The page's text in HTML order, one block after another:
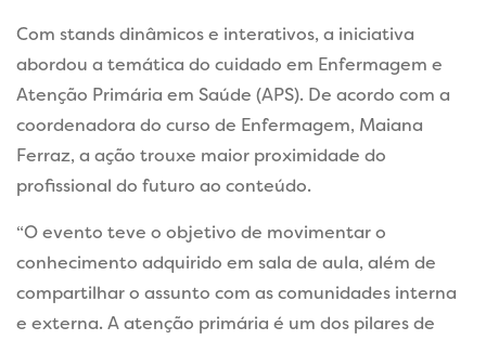
Com stands dinâmicos e interativos, a iniciativa
abordou a temática do cuidado em Enfermagem e
Atenção Primária em Saúde (APS). De acordo com a
coordenadora do curso de Enfermagem, Maiana
Ferraz, a ação trouxe maior proximidade do
profissional do futuro ao conteúdo.
“O evento teve o objetivo de movimentar o
conhecimento adquirido em sala de aula, além de
compartilhar o assunto com as comunidades interna
e externa. A atenção primária é um dos pilares de